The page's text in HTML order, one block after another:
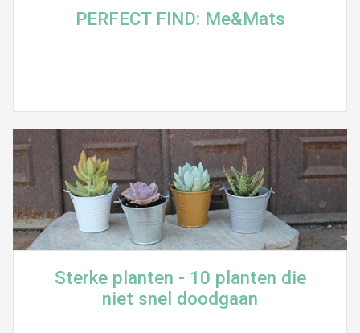
PERFECT FIND: Me&Mats
Sterke planten - 10 planten die
niet snel doodgaan